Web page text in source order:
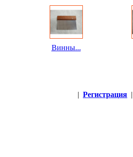
Винны...
| Регистрация |